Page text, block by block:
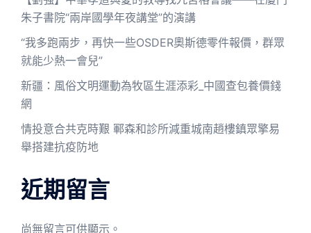
朱子書院“兩岸國學年夜講堂”的演講
“我多跑兩步，再快一些OSDER奧斯德零件報價，群眾
就能少熱一會兒”
新疆：風俗文明運動為牧區生涯添彩_中國查包養價錢
網
情投意合共克時艱 鄆森和診所減重城南趙樓鎮眾擎易
舉搭建抗疫防地
近期留言
尚無留言可供顯示。